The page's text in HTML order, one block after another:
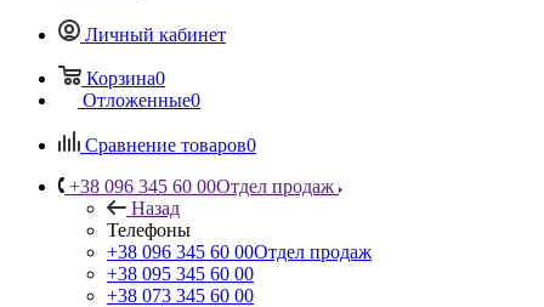
Личный кабинет
Корзина0
Отложенные0
Сравнение товаров0
+38 096 345 60 00Отдел продаж
Назад
Телефоны
+38 096 345 60 00Отдел продаж
+38 095 345 60 00
+38 073 345 60 00